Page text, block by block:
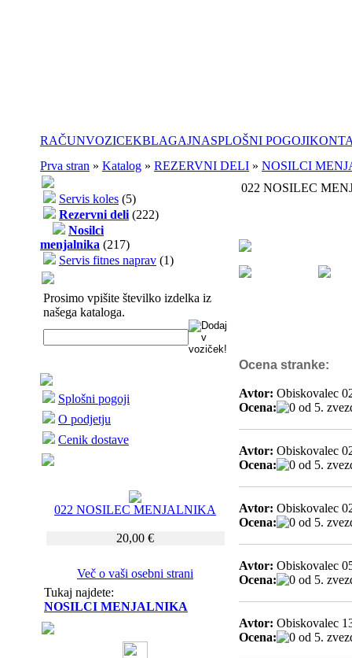
RAČUNVOZICEKBLAGAJNASPLOŠNI POGOJI
Prva stran » Katalog » REZERVNI DELI » NOSILCI
Servis koles (5)
Rezervni deli (222)
Nosilci
menjalnika (217)
Servis fitnes naprav (1)
Prosimo vpišite številko izdelka iz
našega kataloga.
Splošni pogoji
O podjetju
Cenik dostave
022 NOSILEC MENJALNIKA
20,00 €
Več o vaši osebni strani
Tukaj najdete:
NOSILCI MENJALNIKA
022 NOSILEC
Ocena stranke:
Avtor: Obiskovalec
Ocena:
Avtor: Obiskovalec
Ocena:
Avtor: Obiskovalec
Ocena:
Avtor: Obiskovalec
Ocena:
Avtor: Obiskovalec
Ocena: